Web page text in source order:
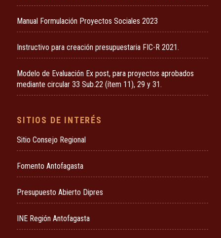
Manual Formulación Proyectos Sociales 2023
Instructivo para creación presupuestaria FIC-R 2021.
Modelo de Evaluación Ex post, para proyectos aprobados
mediante circular 33 Sub.22 (ítem 11), 29 y 31.
SITIOS DE INTERÉS
Sitio Consejo Regional
Fomento Antofagasta
Presupuesto Abierto Dipres
INE Región Antofagasta